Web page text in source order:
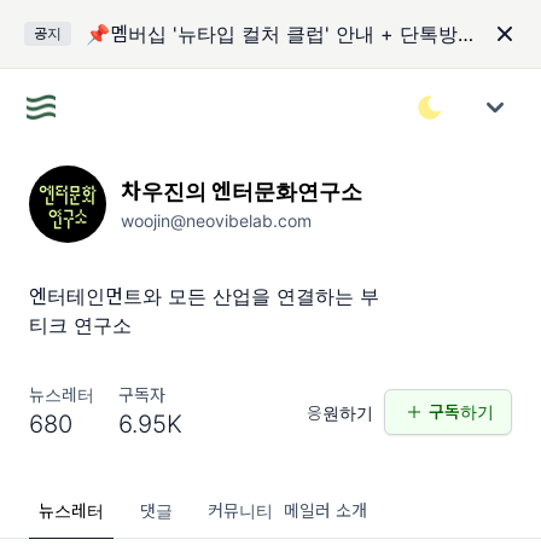
공지 📌멤버십 '뉴타입 컬처 클럽' 안내 + 단톡방 입장 코드
차우진의 엔터문화연구소
woojin@neovibelab.com
엔터테인먼트와 모든 산업을 연결하는 부
티크 연구소
뉴스레터
680
구독자
6.95K 응원하기 구독하기
뉴스레터 댓글 커뮤니티 메일러 소개